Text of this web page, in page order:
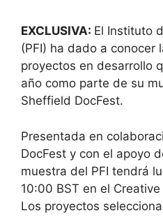
EXCLUSIVA: El Instituto
(PFI) ha dado a conocer
proyectos en desarrollo
año como parte de su
Sheffield DocFest.
Presentada en
DocFest y con el apoyo
muestra del PFI tendrá
10:00 BST en el
Los proyectos